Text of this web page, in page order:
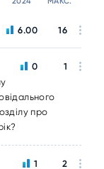
6.00 16
про
0 1
1 2